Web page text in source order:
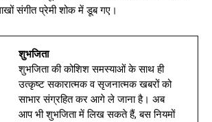
संगीत प्रेमी शोक में डूब गए।
शुभजिता
शुभजिता की कोशिश समस्याओं के साथ ही
उत्कृष्ट सकारात्मक व सृजनात्मक खबरों को
साभार संग्रहित कर आगे ले जाना है। अब
आप भी शुभजिता में लिख सकते हैं, बस नियमों